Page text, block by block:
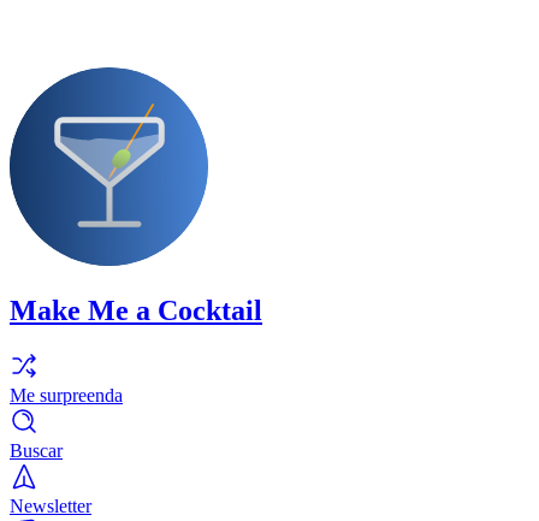
Make Me a Cocktail
Me surpreenda
Buscar
Newsletter